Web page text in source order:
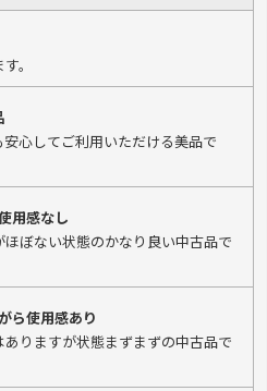
。
心してご利用いただける美品で
用感なし
ぼない状態のかなり良い中古品で
ら使用感あり
りますが状態まずまずの中古品で